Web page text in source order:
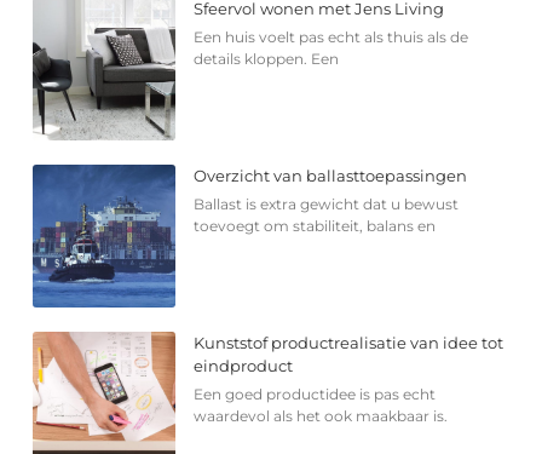
Sfeervol wonen met Jens Living
Een huis voelt pas echt als thuis als de
details kloppen. Een
Overzicht van ballasttoepassingen
Ballast is extra gewicht dat u bewust
toevoegt om stabiliteit, balans en
Kunststof productrealisatie van idee tot
eindproduct
Een goed productidee is pas echt
waardevol als het ook maakbaar is.